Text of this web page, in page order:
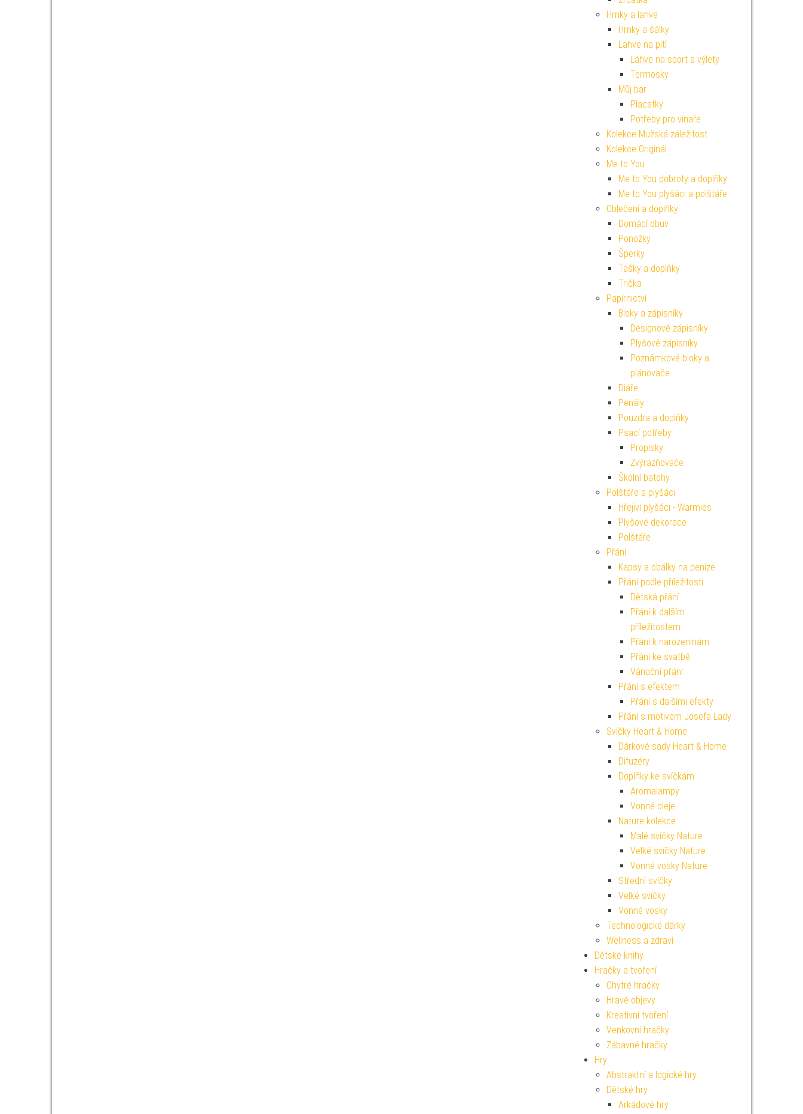
Hrnky a lahve
Hrnky a šálky
Lahve na pití
Láhve na sport a výlety
Termosky
Můj bar
Placatky
Potřeby pro vinaře
Kolekce Mužská záležitost
Kolekce Originál
Me to You
Me to You dobroty a doplňky
Me to You plyšáci a polštáře
Oblečení a doplňky
Domácí obuv
Ponožky
Šperky
Tašky a doplňky
Trička
Papírnictví
Bloky a zápisníky
Designové zápisníky
Plyšové zápisníky
Poznámkové bloky a
plánovače
Diáře
Penály
Pouzdra a doplňky
Psací potřeby
Propisky
Zvýrazňovače
Školní batohy
Polštáře a plyšáci
Hřejiví plyšáci - Warmies
Plyšové dekorace
Polštáře
Přání
Kapsy a obálky na peníze
Přání podle příležitosti
Dětská přání
Přání k dalším
příležitostem
Přání k narozeninám
Přání ke svatbě
Vánoční přání
Přání s efektem
Přání s dalšími efekty
Přání s motivem Josefa Lady
Svíčky Heart & Home
Dárkové sady Heart & Home
Difuzéry
Doplňky ke svíčkám
Aromalampy
Vonné oleje
Nature kolekce
Malé svíčky Nature
Velké svíčky Nature
Vonné vosky Nature
Střední svíčky
Velké svíčky
Vonné vosky
Technologické dárky
Wellness a zdraví
Dětské knihy
Hračky a tvoření
Chytré hračky
Hravé objevy
Kreativní tvoření
Venkovní hračky
Zábavné hračky
Hry
Abstraktní a logické hry
Dětské hry
Arkádové hry